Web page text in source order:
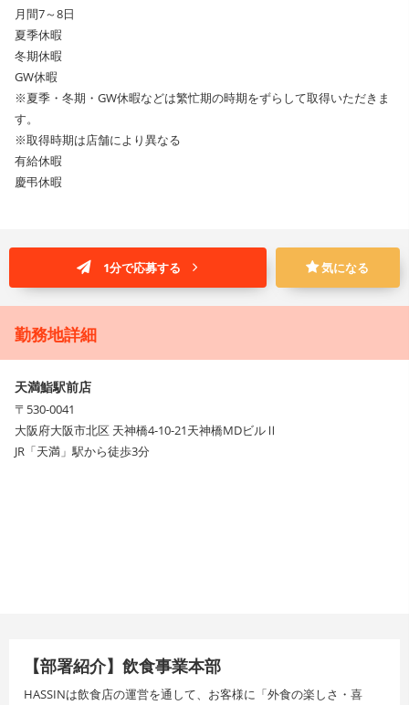
月間7～8日
夏季休暇
冬期休暇
GW休暇
※夏季・冬期・GW休暇などは繁忙期の時期をずらして取得いただきま
す。
※取得時期は店舗により異なる
有給休暇
慶弔休暇
1分で応募する 気になる
勤務地詳細
天満鮨駅前店
〒530-0041
大阪府大阪市北区 天神橋4-10-21天神橋MDビルⅡ
JR「天満」駅から徒歩3分
【部署紹介】飲食事業本部
HASSINは飲食店の運営を通して、お客様に「外食の楽しさ・喜